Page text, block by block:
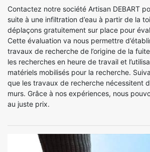
Contactez notre société Artisan DEBART
suite à une infiltration d’eau à partir de la
déplaçons gratuitement sur place pour
Cette évaluation va nous permettre
travaux de recherche de l’origine de la
les recherches en heure de travail et
matériels mobilisés pour la recherche.
que les travaux de recherche nécessitent
murs. Grâce à nos expériences, nous
au juste prix.